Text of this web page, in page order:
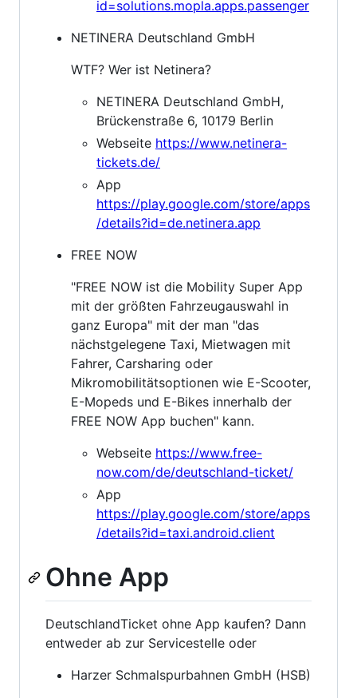
id=solutions.mopla.apps.passenger
NETINERA Deutschland GmbH
WTF? Wer ist Netinera?
NETINERA Deutschland GmbH,
Brückenstraße 6, 10179 Berlin
Webseite https://www.netinera-
tickets.de/
App
https://play.google.com/store/apps
/details?id=de.netinera.app
FREE NOW
"FREE NOW ist die Mobility Super App
mit der größten Fahrzeugauswahl in
ganz Europa" mit der man "das
nächstgelegene Taxi, Mietwagen mit
Fahrer, Carsharing oder
Mikromobilitätsoptionen wie E-Scooter,
E-Mopeds und E-Bikes innerhalb der
FREE NOW App buchen" kann.
Webseite https://www.free-
now.com/de/deutschland-ticket/
App
https://play.google.com/store/apps
/details?id=taxi.android.client
Ohne App
DeutschlandTicket ohne App kaufen? Dann
entweder ab zur Servicestelle oder
Harzer Schmalspurbahnen GmbH (HSB)